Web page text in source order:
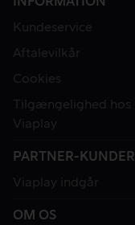
Kundeservice
Aftalevilkår
Cookies
Tilgængelighed hos
Viaplay
PARTNER-KUNDER
Viaplay indgår
OM OS